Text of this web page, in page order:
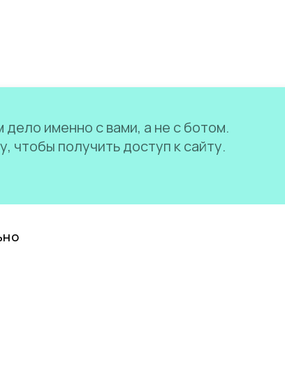
именно с вами, а не с ботом.
чтобы получить доступ к сайту.